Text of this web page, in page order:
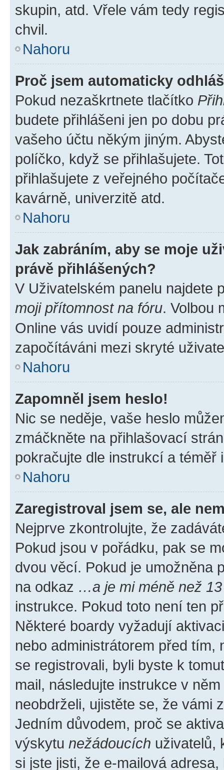
skupin, atd. Vřele vám tedy
chvil.
Nahoru
Proč jsem automaticky
Pokud nezaškrtnete tlačítko
budete přihlášeni jen po dobu
vašeho účtu někým jiným.
políčko, když se přihlašujete.
přihlašujete z veřejného
kavárně, univerzitě atd.
Nahoru
Jak zabráním, aby se moje
právě přihlášených?
V Uživatelském panelu najdete
moji přítomnost na fóru. Volbou
Online vás uvidí pouze
započítáváni mezi skryté
Nahoru
Zapomněl jsem heslo!
Nic se neděje, vaše heslo
zmáčkněte na přihlašovací
pokračujte dle instrukcí a téměř
Nahoru
Zaregistroval jsem se, ale
Nejprve zkontrolujte, že
Pokud jsou v pořádku, pak se
dvou věcí. Pokud je umožněna
na odkaz …a je mi méně než
instrukce. Pokud toto není ten
Některé boardy vyžadují
nebo administrátorem před tím,
se registrovali, byli byste k
mail, následujte instrukce v
neobdrželi, ujistěte se, že vámi
Jedním důvodem, proč se
výskytu nežádoucích uživatelů,
si jste jisti, že e-mailová